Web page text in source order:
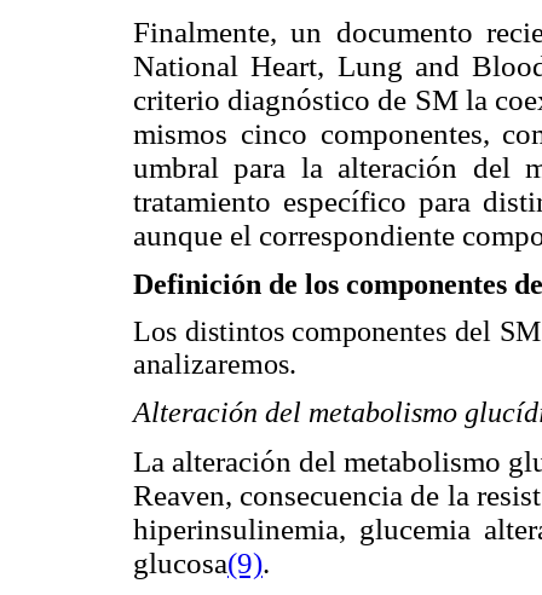
Finalmente, un documento
National Heart, Lung and
criterio diagnóstico de SM la
mismos cinco componentes,
umbral para la alteración del
tratamiento específico para
aunque el correspondiente
Definición de los componentes
Los distintos componentes del
analizaremos.
Alteración del metabolismo
La alteración del metabolismo
Reaven, consecuencia de la
hiperinsulinemia, glucemia
glucosa(9).